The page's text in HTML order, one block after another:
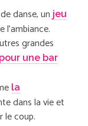
danse, unjeu
grandes
une bar
la
dans la vie et
le coup.